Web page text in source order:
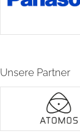
Unsere Partner